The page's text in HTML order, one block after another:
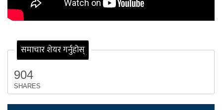
समाचार शेयर गर्नुहोस्
904
SHARES